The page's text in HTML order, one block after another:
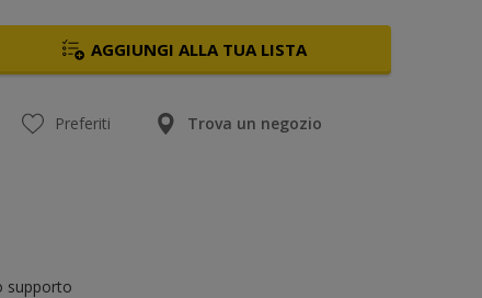
AGGIUNGI ALLA TUA LISTA
Preferiti Trova un negozio
supporto